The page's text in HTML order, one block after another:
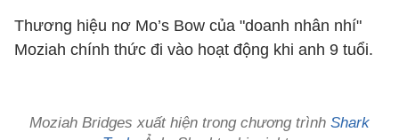
Thương hiệu nơ Mo’s Bow của "doanh nhân nhí"
Moziah chính thức đi vào hoạt động khi anh 9 tuổi.
Moziah Bridges xuất hiện trong chương trình Shark